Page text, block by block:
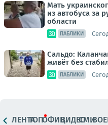
Мать
из автобуса за
области
ПАБЛИКИ
Сальдо:
живёт без
ПАБЛИКИ
ЛЕНТАТОПОФИЦ.ВИДЕОСМИ